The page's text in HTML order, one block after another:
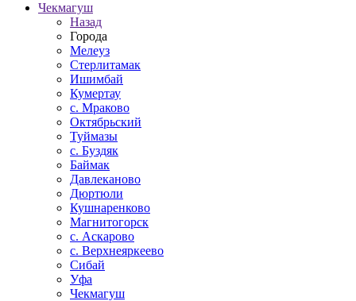
Чекмагуш
Назад
Города
Мелеуз
Стерлитамак
Ишимбай
Кумертау
c. Мраково
Октябрьский
Туймазы
c. Буздяк
Баймак
Давлеканово
Дюртюли
Кушнаренково
Магнитогорск
с. Аскарово
с. Верхнеяркеево
Сибай
Уфа
Чекмагуш